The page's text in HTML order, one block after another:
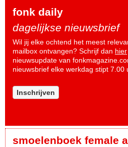
fonk daily
dagelijkse nieuwsbrief
Wil jij elke ochtend het meest
mailbox ontvangen? Schrijf dan hier
nieuwsupdate van
nieuwsbrief elke werkdag stipt 7.00
Inschrijven
smoelenboek female